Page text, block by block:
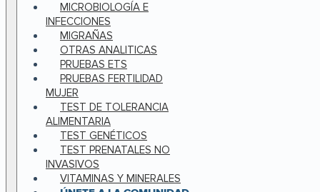
MICROBIOLOGÍA E
INFECCIONES
MIGRAÑAS
OTRAS ANALITICAS
PRUEBAS ETS
PRUEBAS FERTILIDAD
MUJER
TEST DE TOLERANCIA
ALIMENTARIA
TEST GENÉTICOS
TEST PRENATALES NO
INVASIVOS
VITAMINAS Y MINERALES